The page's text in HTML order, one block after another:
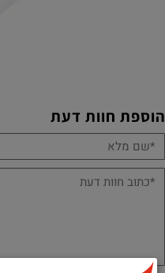
הוספת חוות דעת